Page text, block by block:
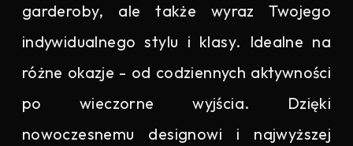
garderoby, ale także wyraz Twojego
indywidualnego stylu i klasy. Idealne na
różne okazje - od codziennych aktywności
po wieczorne wyjścia. Dzięki
nowoczesnemu designowi i najwyższej